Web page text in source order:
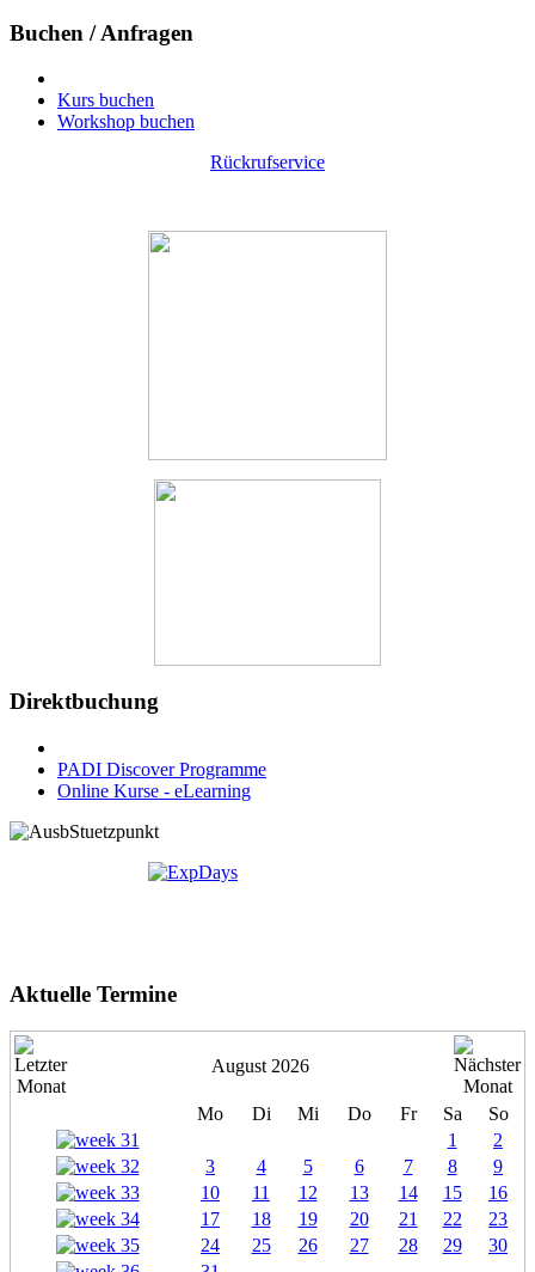
Buchen / Anfragen
Kurs buchen
Workshop buchen
Rückrufservice
Direktbuchung
PADI Discover Programme
Online Kurse - eLearning
Aktuelle Termine
August 2026
Mo Di Mi Do Fr Sa
So
1
2
3
4 5 6 7 8
9
10
11 12 13 14 15
16
17
18 19 20 21 22
23
24
25 26 27 28 29
30